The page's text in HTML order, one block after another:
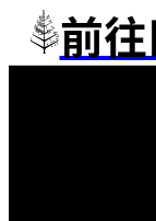
前